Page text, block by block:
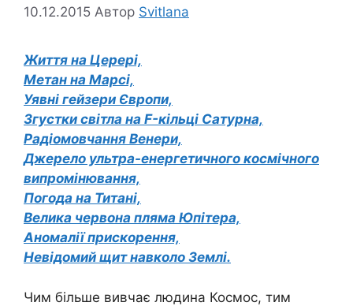
10.12.2015 Автор Svitlana
Життя на Церері,
Метан на Марсі,
Уявні гейзери Європи,
Згустки світла на F-кільці Сатурна,
Радіомовчання Венери,
Джерело ультра-енергетичного космічного
випромінювання,
Погода на Титані,
Велика червона пляма Юпітера,
Аномалії прискорення,
Невідомий щит навколо Землі.
Чим більше вивчає людина Космос, тим